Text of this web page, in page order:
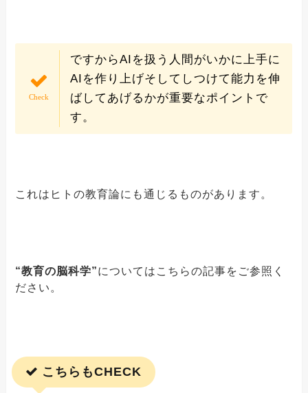
ですからAIを扱う人間がいかに上手に
AIを作り上げそしてしつけて能力を伸
ばしてあげるかが重要なポイントで
す。
これはヒトの教育論にも通じるものがあります。
“教育の脳科学”についてはこちらの記事をご参照く
ださい。
こちらもCHECK